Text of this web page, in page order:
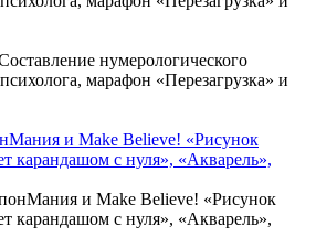
и Make Believe! «Рисунок
карандашом с нуля», «Акварель»,